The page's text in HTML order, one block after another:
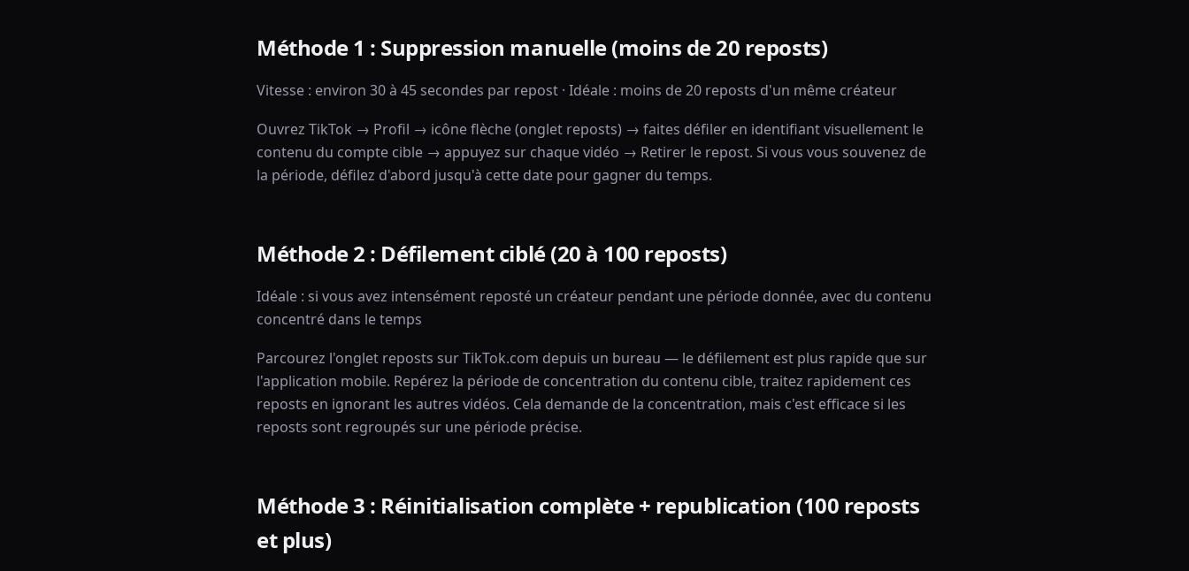
Méthode 1 : Suppression manuelle (moins de 20 reposts)
Vitesse : environ 30 à 45 secondes par repost · Idéale : moins de 20 reposts d'un même créateur
Ouvrez TikTok → Profil → icône flèche (onglet reposts) → faites défiler en identifiant visuellement le
contenu du compte cible → appuyez sur chaque vidéo → Retirer le repost. Si vous vous souvenez de
la période, défilez d'abord jusqu'à cette date pour gagner du temps.
Méthode 2 : Défilement ciblé (20 à 100 reposts)
Idéale : si vous avez intensément reposté un créateur pendant une période donnée, avec du contenu
concentré dans le temps
Parcourez l'onglet reposts sur TikTok.com depuis un bureau — le défilement est plus rapide que sur
l'application mobile. Repérez la période de concentration du contenu cible, traitez rapidement ces
reposts en ignorant les autres vidéos. Cela demande de la concentration, mais c'est efficace si les
reposts sont regroupés sur une période précise.
Méthode 3 : Réinitialisation complète + republication (100 reposts
et plus)